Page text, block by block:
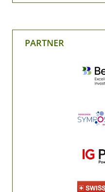
PARTNER